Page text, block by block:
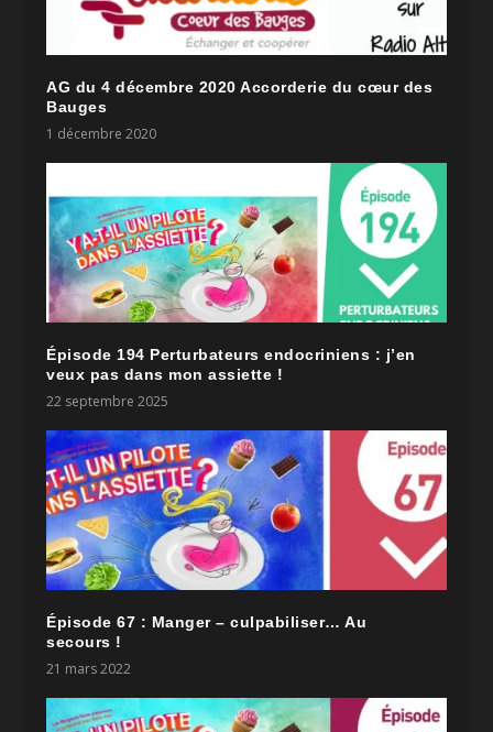
AG du 4 décembre 2020 Accorderie du cœur des
Bauges
1 décembre 2020
Épisode 194 Perturbateurs endocriniens : j’en
veux pas dans mon assiette !
22 septembre 2025
Épisode 67 : Manger – culpabiliser… Au
secours !
21 mars 2022